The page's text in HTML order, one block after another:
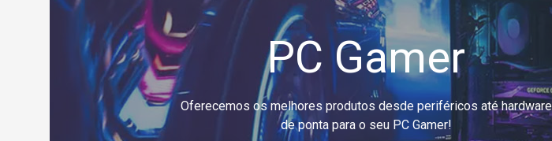
Home Office
Temos toda a linha de Pc Workstation para Home Office e trabalhos
diversos